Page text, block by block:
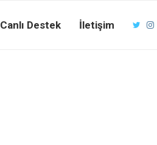
Canlı Destek İletişim